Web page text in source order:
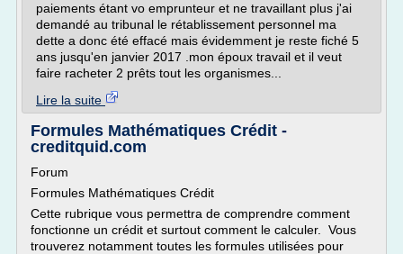
paiements étant vo emprunteur et ne travaillant plus j'ai
demandé au tribunal le rétablissement personnel ma
dette a donc été effacé mais évidemment je reste fiché 5
ans jusqu'en janvier 2017 .mon époux travail et il veut
faire racheter 2 prêts tout les organismes...
Lire la suite
Formules Mathématiques Crédit -
creditquid.com
Forum
Formules Mathématiques Crédit
Cette rubrique vous permettra de comprendre comment
fonctionne un crédit et surtout comment le calculer. Vous
trouverez notamment toutes les formules utilisées pour